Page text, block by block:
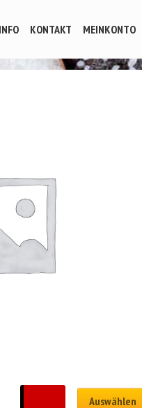
INFO KONTAKT MEINKONTO
Auswählen